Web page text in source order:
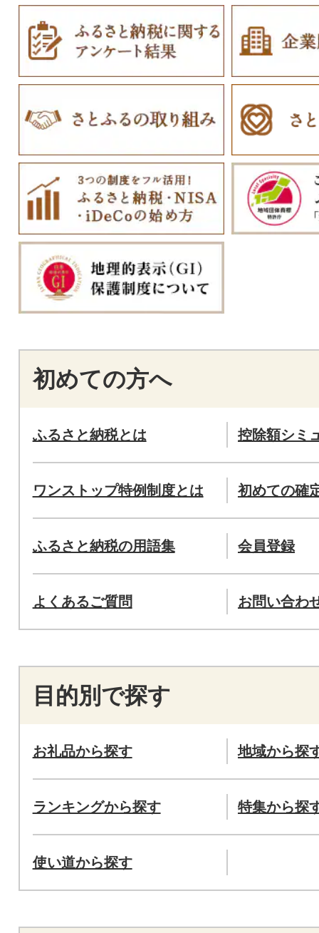
初めての方へ
ふるさと納税とは 控除額シミ
ワンストップ特例制度とは 初めての確
ふるさと納税の用語集 会員登録
よくあるご質問 お問い合わ
目的別で探す
お礼品から探す 地域から探
ランキングから探す 特集から探
使い道から探す